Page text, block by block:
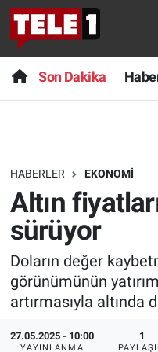
Son Dakika
HABERLER EKONOMI
Altın
sürüyor
Doların değer
görünümünün
artırmasıyla altında
27.05.2025 - 10:00
YAYINLANMA
1
Anında Manşet
Başka Sohbetler
Bilim turu
Bilim ve Teknoloji
Doğa Konuşuyor
Dünya
Ege Saati
Son Dakika
Haber
Dünya
Teknoloji
Sağlık
Spor
Yayın Akışı
Nöbetçi Eczaneler
Hava Durumu
Trafik Durumu
Süper Lig Puan
Tüm Manşetler
Son Dakika
Haber Arşivi